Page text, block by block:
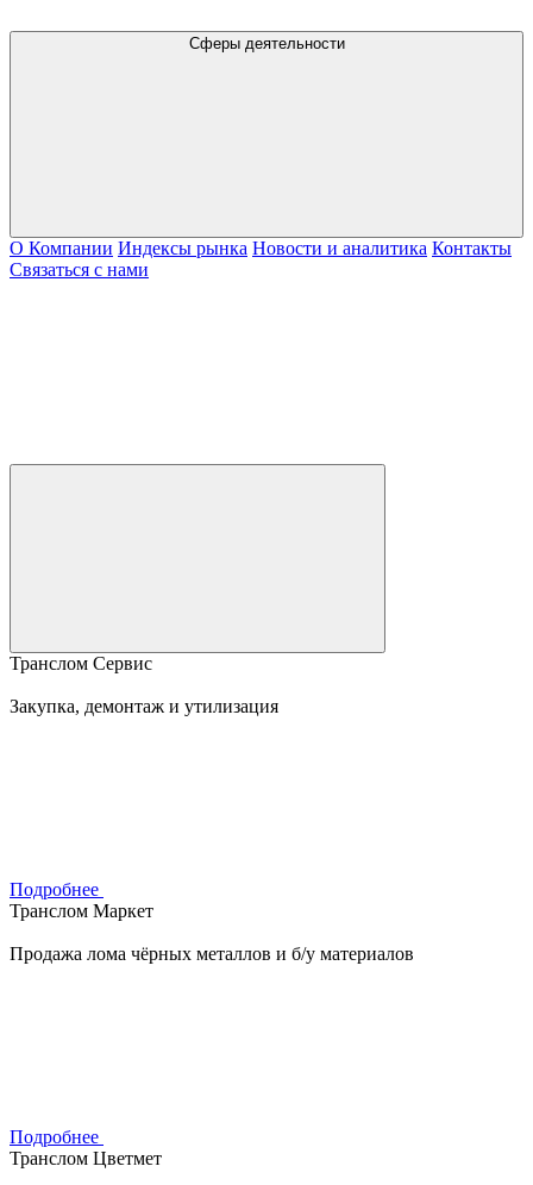
Сферы деятельности
О Компании Индексы рынка Новости и аналитика Контакты
Связаться с нами
Транслом Сервис
Закупка, демонтаж и утилизация
Подробнее
Транслом Маркет
Продажа лома чёрных металлов и б/у материалов
Подробнее
Транслом Цветмет